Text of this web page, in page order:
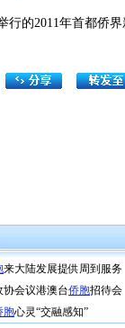
的2011年首都侨界
来大陆发展提供周到服务
协会议港澳台侨胞招待会
胞心灵“交融感知”